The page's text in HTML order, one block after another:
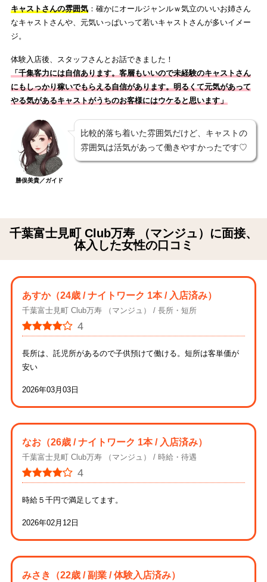
キャストさんの雰囲気：確かにオールジャンルｗ気立のいいお姉さん
なキャストさんや、元気いっぱいって若いキャストさんが多いイメー
ジ。
体験入店後、スタッフさんとお話できました！
「千集客力には自信あります。客層もいいので未経験のキャストさん
にもしっかり稼いでもらえる自信があります。明るくて元気があって
やる気があるキャストがうちのお客様にはウケると思います」
勝俣美貴／ガイド
比較的落ち着いた雰囲気だけど、キャストの
雰囲気は活気があって働きやすかったです♡
千葉富士見町 Club万寿 （マンジュ）に面接、
体入した女性の口コミ
あすか（24歳 / ナイトワーク 1本 / 入店済み）
千葉富士見町 Club万寿 （マンジュ） 長所・短所
4
長所は、託児所があるので子供預けて働ける。短所は客単価が
安い
2026年03月03日
なお （26歳 / ナイトワーク 1本 / 入店済み）
千葉富士見町 Club万寿 （マンジュ） 時給・待遇
4
時給５千円で満足してます。
2026年02月12日
みさき （22歳 / 副業 / 体験入店済み）